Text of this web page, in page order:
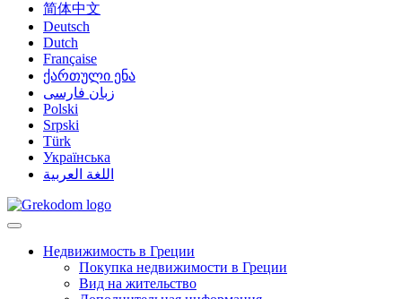
简体中文
Deutsch
Dutch
Française
ქართული ენა
زبان فارسی
Polski
Srpski
Türk
Українська
اللغة العربية
Недвижимость в Греции
Покупка недвижимости в Греции
Вид на жительство